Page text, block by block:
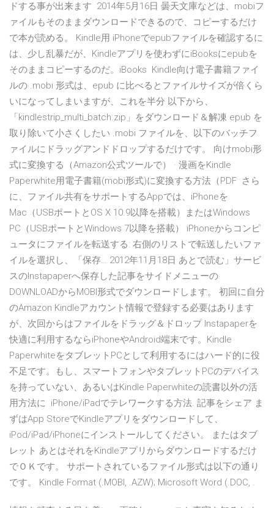
ドする事が出来ます 2014年5月16日 曇天文庫などは、mobiフ
ァイルもそのままダウンロードできるので、コピーするだけ
で本が読める。 Kindle用 iPhoneでepubファイルを確認するに
は、少し乱暴だが、Kindleアプリを使わずにiBooksにepubを
そのままコピーするのだ。iBooks Kindle向け電子書籍ファイ
ルの .mobi 形式は、epub に比べるとファイルサイズが倍くら
いになってしまいますが、これを半分 以下から、
「kindlestrip_multi_batch.zip」をダウンロード＆解凍 epub を
取り除いて小さくしたい .mobi ファイルを、以下のバッチフ
ァイルにドラッグアンドドロップするだけです。 向けmobi形
式に変換する（Amazon公式ツールで） · 漫画をKindle
Paperwhite用電子書籍(mobi形式)に変換する方法（PDF さら
に、ファイル共有をサポートするAppでは、iPhoneを
Mac（USBポートとOS X 10.9以降を搭載）またはWindows
PC（USBポートとWindows 7以降を搭載） iPhoneからコンピ
ュータにファイルを転送する: 右側のリストで転送したいファ
イルを選択し、「保存… 2012年11月18日 あとで読む」サービ
スのInstapaperへ保存した記事をサイドメニューの
DOWNLOADからMOBI形式でダウンロードします。 初回に自分
のAmazon Kindleアカウント情報で登録する必要はあります
が、次回からはファイルをドラッグ＆ドロップ Instapaperを
快適に利用するならiPhoneやAndroid端末です。Kindle
PaperwhiteをタブレットPCとして利用するにはハード的に役
不足です。もし、スマートフォンやタブレットPCのデバイス
を持っていない、あるいはKindle Paperwhiteの読書以外の活
用方法に iPhone/iPadでテレワークする方法. 記事をシェア ま
ずはApp StoreでKindleアプリをダウンロードして、
iPod/iPad/iPhoneにインストールしてください。 またはタブ
レット あとはそれをKindleアプリからダウンロードするだけ
でＯＫです。 サポートされているファイル形式は以下の通り
です。 Kindle Format (.MOBI, .AZW); Microsoft Word (.DOC, .